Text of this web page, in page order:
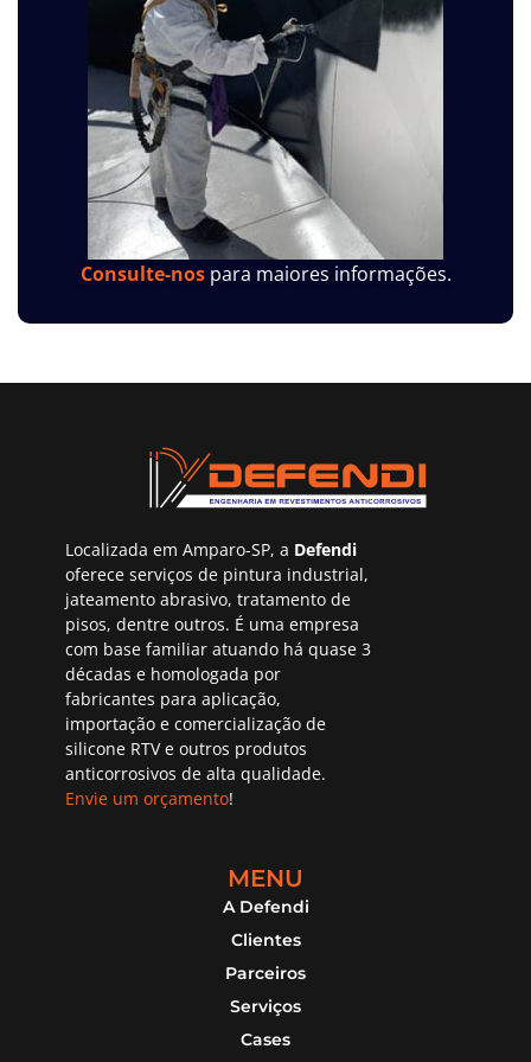
Consulte-nospara maiores informações.
Localizada em Amparo-SP, a Defendi
oferece serviços de pintura industrial,
jateamento abrasivo, tratamento de
pisos, dentre outros. É uma empresa
com base familiar atuando há quase 3
décadas e homologada por
fabricantes para aplicação,
importação e comercialização de
silicone RTV e outros produtos
anticorrosivos de alta qualidade.
Envie um orçamento!
MENU
A Defendi
Clientes
Parceiros
Serviços
Cases